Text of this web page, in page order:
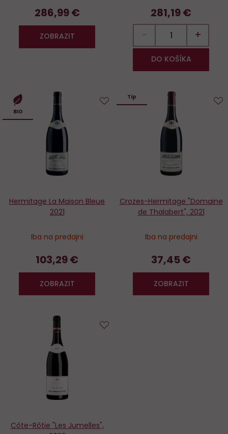
286,99 €
ZOBRAZIT
281,19 €
− +
DO KOŠÍKA
BIO
Hermitage La Maison Bleue
2021
Iba na predajni
103,29 €
ZOBRAZIT
Tip
Crozes-Hermitage "Domaine
de Thalabert", 2021
Iba na predajni
37,45 €
ZOBRAZIT
Côte-Rôtie "Les Jumelles",